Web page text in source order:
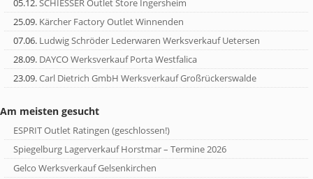
05.12.SCHIESSER Outlet Store Ingersheim
25.09. Kärcher Factory Outlet Winnenden
07.06. Ludwig Schröder Lederwaren Werksverkauf Uetersen
28.09. DAYCO Werksverkauf Porta Westfalica
23.09.Carl Dietrich GmbH Werksverkauf Großrückerswalde
Am meisten gesucht
ESPRIT Outlet Ratingen (geschlossen!)
Spiegelburg Lagerverkauf Horstmar – Termine 2026
Gelco Werksverkauf Gelsenkirchen